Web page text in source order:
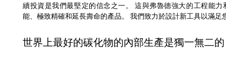
續投資是我們最堅定的信念之一。 這與弗魯德強大的工程能
能、極致精確和延長壽命的產品。 我們致力於設計新工具以滿
世界上最好的碳化物的內部生產是獨一無二的